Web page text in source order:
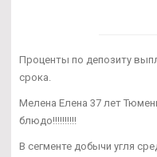
Проценты по депозиту
срока.
Мелена Елена 37 лет
блюдо!!!!!!!!!!
В сегменте добычи угля